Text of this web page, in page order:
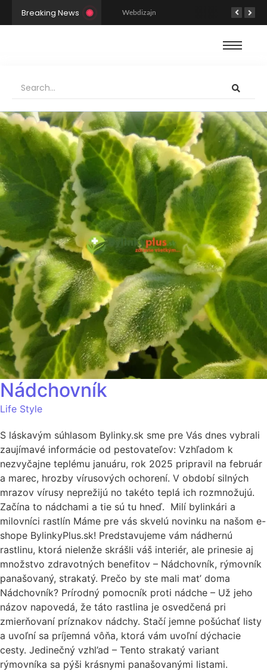
Breaking News Webdizajn
Nádchovník
Life Style
S láskavým súhlasom Bylinky.sk sme pre Vás dnes vybrali
zaujímavé informácie od pestovateľov: Vzhľadom k
nezvyčajne teplému januáru, rok 2025 pripravil na február
a marec, hrozby vírusových ochorení. V období silných
mrazov vírusy neprežijú no takéto teplá ich rozmnožujú.
Začína to nádchami a tie sú tu hneď. Milí bylinkári a
milovníci rastlín Máme pre vás skvelú novinku na našom e-
shope BylinkyPlus.sk! Predstavujeme vám nádhernú
rastlinu, ktorá nielenže skrášli váš interiér, ale prinesie aj
množstvo zdravotných benefitov – Nádchovník, rýmovník
panašovaný, strakatý. Prečo by ste mali mat’ doma
Nádchovník? Prírodný pomocník proti nádche – Už jeho
názov napovedá, že táto rastlina je osvedčená pri
zmierňovaní príznakov nádchy. Stačí jemne pošúchať listy
a uvoľní sa príjemná vôňa, ktorá vám uvoľní dýchacie
cesty. Jedinečný vzhl’ad – Tento strakatý variant
rýmovníka sa pýši krásnymi panašovanými listami.